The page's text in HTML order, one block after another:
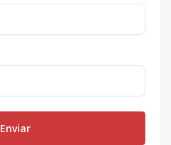
Enviar